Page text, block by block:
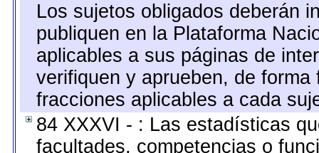
Los sujetos obligados deberán
publiquen en la Plataforma
aplicables a sus páginas de
verifiquen y aprueben, de
fracciones aplicables a cada
84 XXXVI - : Las estadísticas
facultades, competencias o